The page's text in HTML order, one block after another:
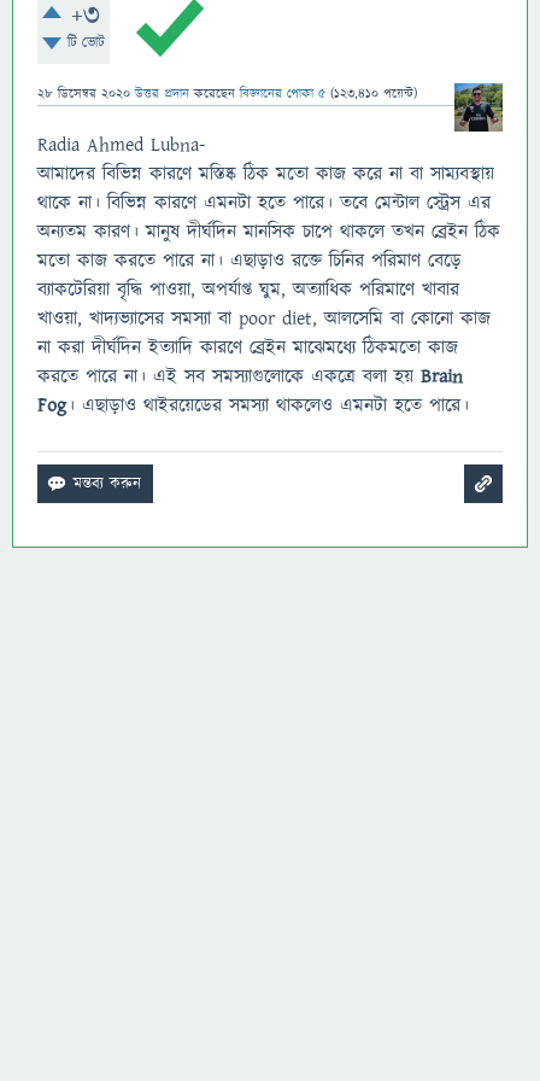
+3
টি ভোট
28 ডিসেম্বর 2020 উত্তর প্রদান করেছেনবিজ্ঞানের পোকা ৫ (123,410 পয়েন্ট)
Radia Ahmed Lubna-
আমাদের বিভিন্ন কারণে মস্তিষ্ক ঠিক মতো কাজ করে না বা সাম্যবস্থায়
থাকে না। বিভিন্ন কারণে এমনটা হতে পারে। তবে মেন্টাল স্ট্রেস এর
অন্যতম কারণ। মানুষ দীর্ঘদিন মানসিক চাপে থাকলে তখন ব্রেইন ঠিক
মতো কাজ করতে পারে না। এছাড়াও রক্তে চিনির পরিমাণ বেড়ে
ব্যাকটেরিয়া বৃদ্ধি পাওয়া, অপর্যাপ্ত ঘুম, অত্যাধিক পরিমাণে খাবার
খাওয়া, খাদ্যভ্যাসের সমস্যা বা poor diet, আলসেমি বা কোনো কাজ
না করা দীর্ঘদিন ইত্যাদি কারণে ব্রেইন মাঝেমধ্যে ঠিকমতো কাজ
করতে পারে না। এই সব সমস্যাগুলোকে একত্রে বলা হয় Brain
Fog। এছাড়াও থাইরয়েডের সমস্যা থাকলেও এমনটা হতে পারে।